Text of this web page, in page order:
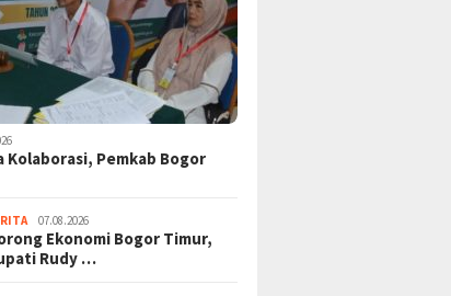
Kolaborasi, Pemkab Bogor
07.08.2026
Ekonomi Bogor Timur,
Rudy …